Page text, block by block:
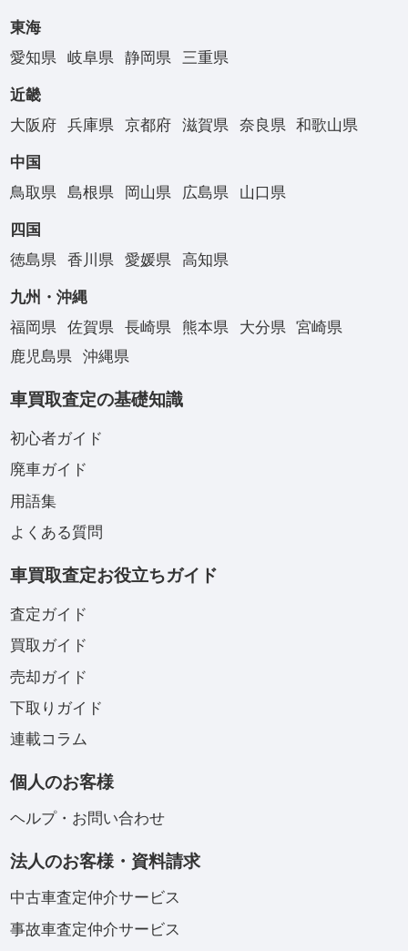
東海
愛知県
岐阜県 静岡県 三重県
近畿
大阪府
兵庫県 京都府 滋賀県 奈良県 和歌山県
中国
鳥取県
島根県 岡山県 広島県 山口県
四国
徳島県
香川県 愛媛県 高知県
九州・沖縄
福岡県
佐賀県 長崎県 熊本県 大分県
宮崎県
鹿児島県
沖縄県
車買取査定の基礎知識
初心者ガイド
廃車ガイド
用語集
よくある質問
車買取査定お役立ちガイド
査定ガイド
買取ガイド
売却ガイド
下取りガイド
連載コラム
個人のお客様
ヘルプ・お問い合わせ
法人のお客様・資料請求
中古車査定仲介サービス
事故車査定仲介サービス